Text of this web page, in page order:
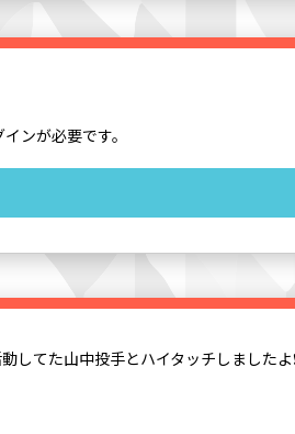
ンが必要です。
てた山中投手とハイタッチしましたよ